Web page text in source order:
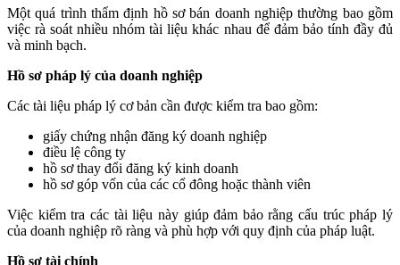
Một quá trình thẩm định hồ sơ bán doanh nghiệp thường bao gồm
việc rà soát nhiều nhóm tài liệu khác nhau để đảm bảo tính đầy đủ
và minh bạch.
Hồ sơ pháp lý của doanh nghiệp
Các tài liệu pháp lý cơ bản cần được kiểm tra bao gồm:
giấy chứng nhận đăng ký doanh nghiệp
điều lệ công ty
hồ sơ thay đổi đăng ký kinh doanh
hồ sơ góp vốn của các cổ đông hoặc thành viên
Việc kiểm tra các tài liệu này giúp đảm bảo rằng cấu trúc pháp lý
của doanh nghiệp rõ ràng và phù hợp với quy định của pháp luật.
Hồ sơ tài chính